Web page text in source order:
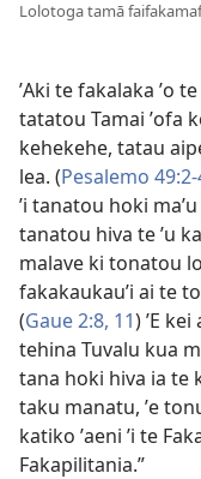
Lolotoga tamā
ʼAki te fakalaka ʼo
tatatou Tamai ʼofa
kehekehe, tatau
lea. (Pesalemo
ʼi tanatou hoki
tanatou hiva te ʼu
malave ki tonatou
fakakaukauʼi ai te
(Gaue 2:8, 11) ʼE
tehina Tuvalu kua
tana hoki hiva ia te
taku manatu, ʼe
katiko ʼaeni ʼi te
Fakapilitania.”